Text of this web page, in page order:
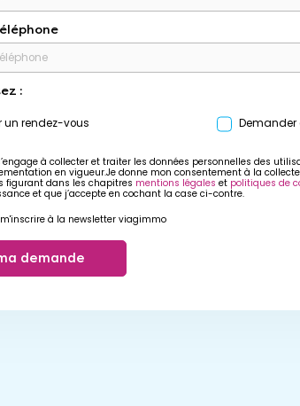
:
un rendez-vous Demander
à collecter et traiter les données personnelles des
en vigueur.Je donne mon consentement à la
figurant dans les chapitres mentions légales et politiques de
et que j’accepte en cochant la case ci-contre.
à la newsletter viagimmo
demande